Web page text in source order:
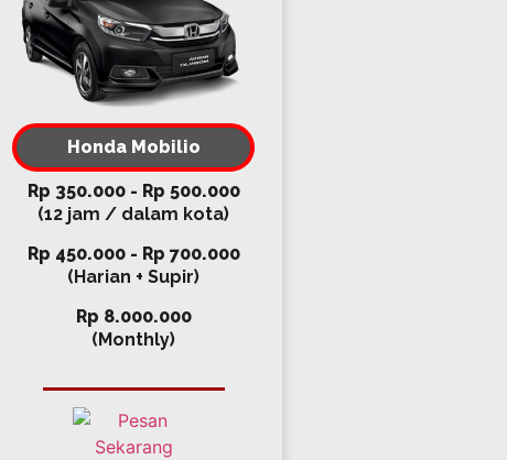
Honda Mobilio
Rp 350.000 - Rp 500.000
(12 jam / dalam kota)
Rp 450.000 - Rp 700.000
(Harian + Supir)
Rp 8.000.000
(Monthly)